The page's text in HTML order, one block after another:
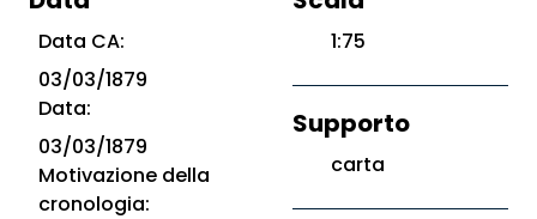
Data CA:
03/03/1879
Data:
03/03/1879
Motivazione della
cronologia:
1:75
Supporto
carta